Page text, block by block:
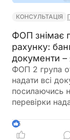
КОНСУЛЬТАЦІЯ
ФОП знімає
рахунку:
документи –
ФОП 2 група
надати всі
посилаючись
перевірки
готівкових
періодично
5